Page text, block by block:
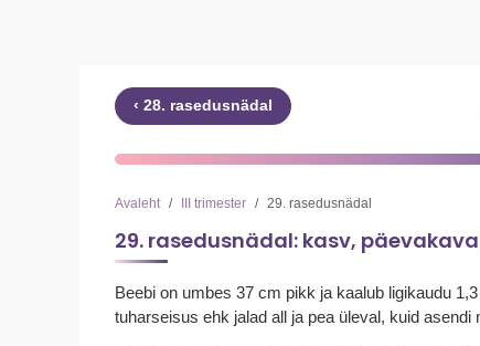
‹ 28. rasedusnädal
Avaleht III trimester 29. rasedusnädal
29. rasedusnädal: kasv,
Beebi on umbes 37 cm pikk ja kaalub ligikaudu
tuharseisus ehk jalad all ja pea üleval, kuid asendi